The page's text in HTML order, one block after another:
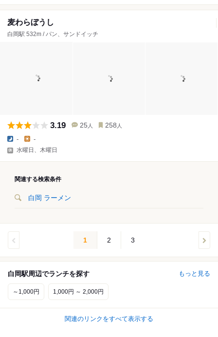
麦わらぼうし
白岡駅 532m / パン、サンドイッチ
3.19 25 人 258 人
- -
水曜日、木曜日
関連する検索条件
白岡 ラーメン
1 2 3
白岡駅周辺でランチを探す もっと見る
～1,000円 1,000円 ～ 2,000円
関連のリンクをすべて表示する